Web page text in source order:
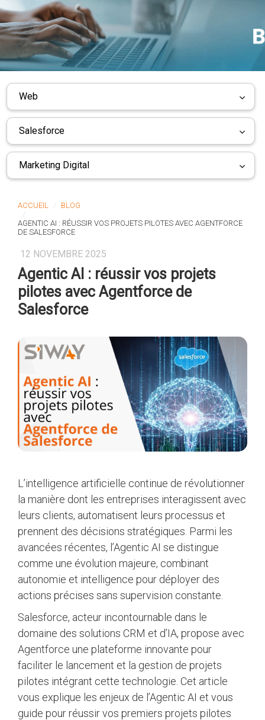
Web
Salesforce
Marketing Digital
ACCUEIL
BLOG
AGENTIC AI : RÉUSSIR VOS PROJETS PILOTES AVEC AGENTFORCE
DE SALESFORCE
12 NOVEMBRE 2025
Agentic AI : réussir vos projets
pilotes avec Agentforce de
Salesforce
L’intelligence artificielle continue de révolutionner
la manière dont les entreprises interagissent avec
leurs clients, automatisent leurs processus et
prennent des décisions stratégiques. Parmi les
avancées récentes, l’Agentic AI se distingue
comme une évolution majeure, combinant
autonomie et intelligence pour déployer des
actions précises sans supervision constante.
Salesforce, acteur incontournable dans le
domaine des solutions CRM et d’IA, propose avec
Agentforce une plateforme innovante pour
faciliter le lancement et la gestion de projets
pilotes intégrant cette technologie. Cet article
vous explique les enjeux de l’Agentic AI et vous
guide pour réussir vos premiers projets pilotes